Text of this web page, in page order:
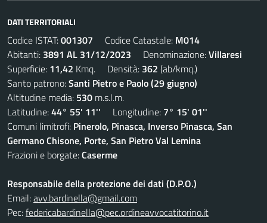
DATI TERRITORIALI
Codice ISTAT:001307 Codice Catastale: M014
Abitanti: 3891 AL 31/12/2023 Denominazione:Villaresi
Superficie: 11,42 Kmq. Densità: 362 (ab/kmq.)
Santo patrono:Santi Pietro e Paolo (29 giugno)
Altitudine media: 530 m.s.l.m.
Latitudine:44° 55' 11'' Longitudine: 7° 15' 01''
Comuni limitrofi: Pinerolo, Pinasca, Inverso Pinasca, San
Germano Chisone, Porte, San Pietro Val Lemina
Frazioni e borgate:Caserme
Responsabile della protezione dei dati (D.P.O.)
Email:avv.bardinella@gmail.com
Pec:federicabardinella@pec.ordineavvocatitorino.it